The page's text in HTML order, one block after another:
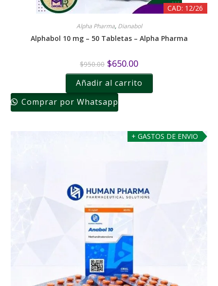
CAD: 12/26
Alpha Pharma, Dianabol
Alphabol 10 mg – 50 Tabletas – Alpha Pharma
$950.00 $650.00
Añadir al carrito
Comprar por Whatsapp
+ GASTOS DE ENVIO